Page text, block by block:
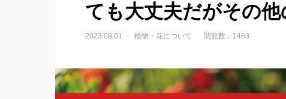
ても大丈夫だがその
2023.09.01 植物・花について 閲覧数：1483